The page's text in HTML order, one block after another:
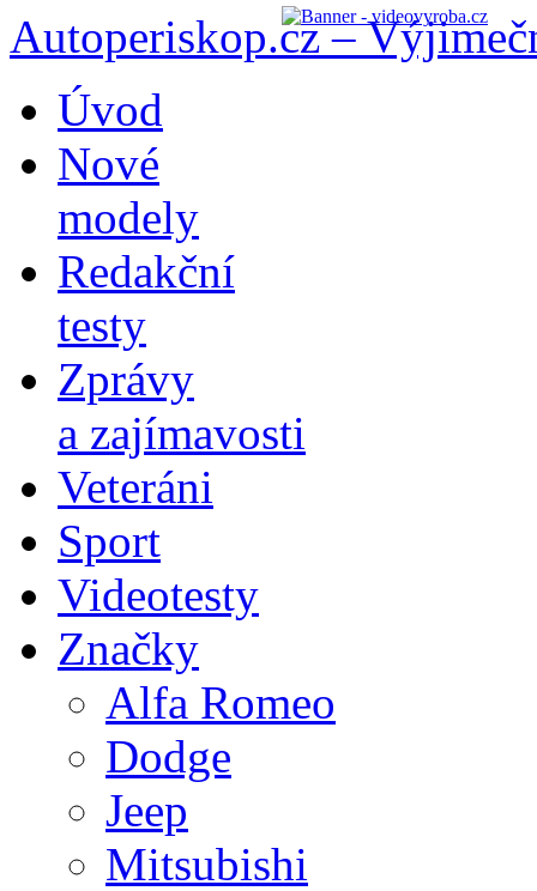
Autoperiskop.cz –
obsahu
webu
Úvod
Nové
modely
Redakční
testy
Zprávy
a zajímavosti
Veteráni
Sport
Videotesty
Značky
Alfa Romeo
Dodge
Jeep
Mitsubishi